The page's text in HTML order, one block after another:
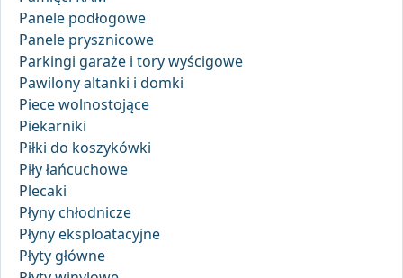
Panele podłogowe
Panele prysznicowe
Parkingi garaże i tory wyścigowe
Pawilony altanki i domki
Piece wolnostojące
Piekarniki
Piłki do koszykówki
Piły łańcuchowe
Plecaki
Płyny chłodnicze
Płyny eksploatacyjne
Płyty główne